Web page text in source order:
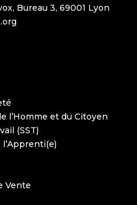
Bureau 3, 69001 Lyon
l’Homme et du Citoyen
(SST)
Vente